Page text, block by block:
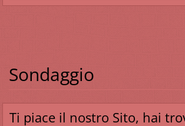
Sondaggio
Ti piace il nostro Sito, hai